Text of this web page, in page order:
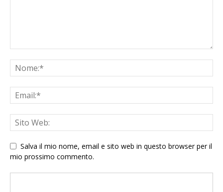
Salva il mio nome, email e sito web in questo browser per il
mio prossimo commento.